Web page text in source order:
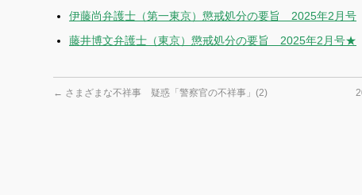
伊藤尚弁護士（第一東京）懲戒処分の要旨 2025年2月号
藤井博文弁護士（東京）懲戒処分の要旨 2025年2月号★
← さまざまな不祥事 疑惑「警察官の不祥事」(2)